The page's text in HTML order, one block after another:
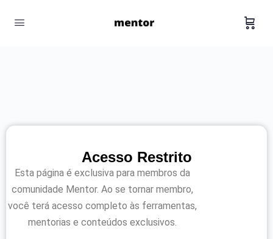
Acesso Restrito
Esta página é exclusiva para membros da
comunidade Mentor. Ao se tornar membro,
você terá acesso completo às ferramentas,
mentorias e conteúdos exclusivos.